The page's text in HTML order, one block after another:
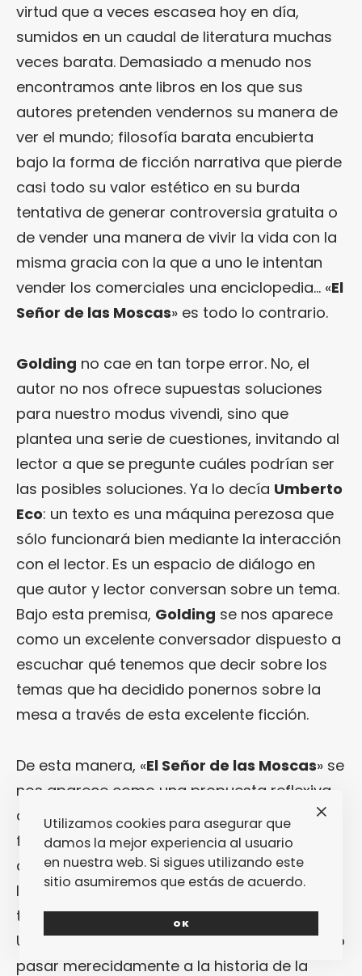
virtud que a veces escasea hoy en día,
sumidos en un caudal de literatura muchas
veces barata. Demasiado a menudo nos
encontramos ante libros en los que sus
autores pretenden vendernos su manera de
ver el mundo; filosofía barata encubierta
bajo la forma de ficción narrativa que pierde
casi todo su valor estético en su burda
tentativa de generar controversia gratuita o
de vender una manera de vivir la vida con la
misma gracia con la que a uno le intentan
vender los comerciales una enciclopedia… «El
Señor de las Moscas» es todo lo contrario.
Golding no cae en tan torpe error. No, el
autor no nos ofrece supuestas soluciones
para nuestro modus vivendi, sino que
plantea una serie de cuestiones, invitando al
lector a que se pregunte cuáles podrían ser
las posibles soluciones. Ya lo decía Umberto
Eco: un texto es una máquina perezosa que
sólo funcionará bien mediante la interacción
con el lector. Es un espacio de diálogo en
que autor y lector conversan sobre un tema.
Bajo esta premisa, Golding se nos aparece
como un excelente conversador dispuesto a
escuchar qué tenemos que decir sobre los
temas que ha decidido ponernos sobre la
mesa a través de esta excelente ficción.
De esta manera, «El Señor de las Moscas» se
nos aparece como una propuesta reflexiva
de lo más interesante bajo la forma de una
ficción entretenida y recomendable que,
además, se codifica mediante un lenguaje
limpio y acertado que consigue transmitir
todo lo que persigue expresar.
Un trabajo preciso y bello que ha conseguido
pasar merecidamente a la historia de la
Utilizamos cookies para asegurar que
damos la mejor experiencia al usuario
en nuestra web. Si sigues utilizando este
sitio asumiremos que estás de acuerdo.
OK